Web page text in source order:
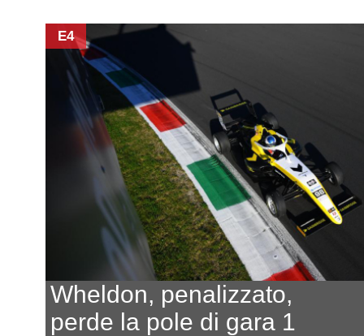
E4
Wheldon, penalizzato,
perde la pole di gara 1